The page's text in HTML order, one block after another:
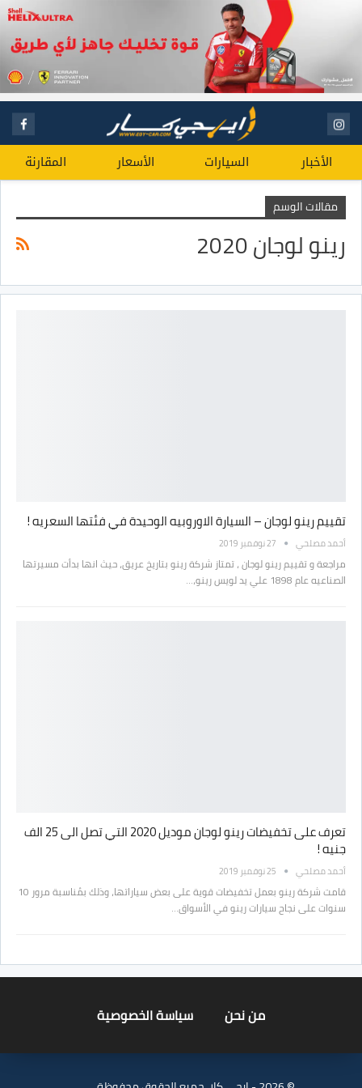
الأخبار السيارات الأسعار المقارنة
مقالات الوسم
رينو لوجان 2020
تقييم رينو لوجان – السيارة الاوروبيه الوحيدة في فئتها السعريه !
أحمد مصلحي 27 نوفمبر 2019
مراجعة و تقييم رينو لوجان ، تمتاز شركة رينو بتاريخ عريق، حيث انها بدأت مسيرتها
الصناعيه عام 1898 علي يد لويس رينو،…
تعرف على تخفيضات رينو لوجان موديل 2020 التي تصل الى 25 الف
جنيه !
أحمد مصلحي 25 نوفمبر 2019
قامت شركة رينو بعمل تخفيضات قوية على بعض سياراتها، وذلك بمُناسبة مرور 10
سنوات على نجاح سيارات رينو في الأسواق…
من نحن سياسة الخصوصية